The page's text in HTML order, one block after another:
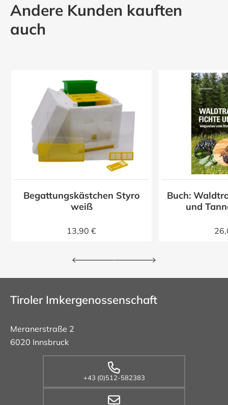
Andere Kunden kauften
auch
Begattungskästchen Styro
weiß
13,90 €
Buch:
und
Tiroler Imkergenossenschaft
Meranerstraße 2
6020 Innsbruck
+43 (0)512-582383